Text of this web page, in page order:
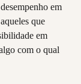
em
que
em
com o qual